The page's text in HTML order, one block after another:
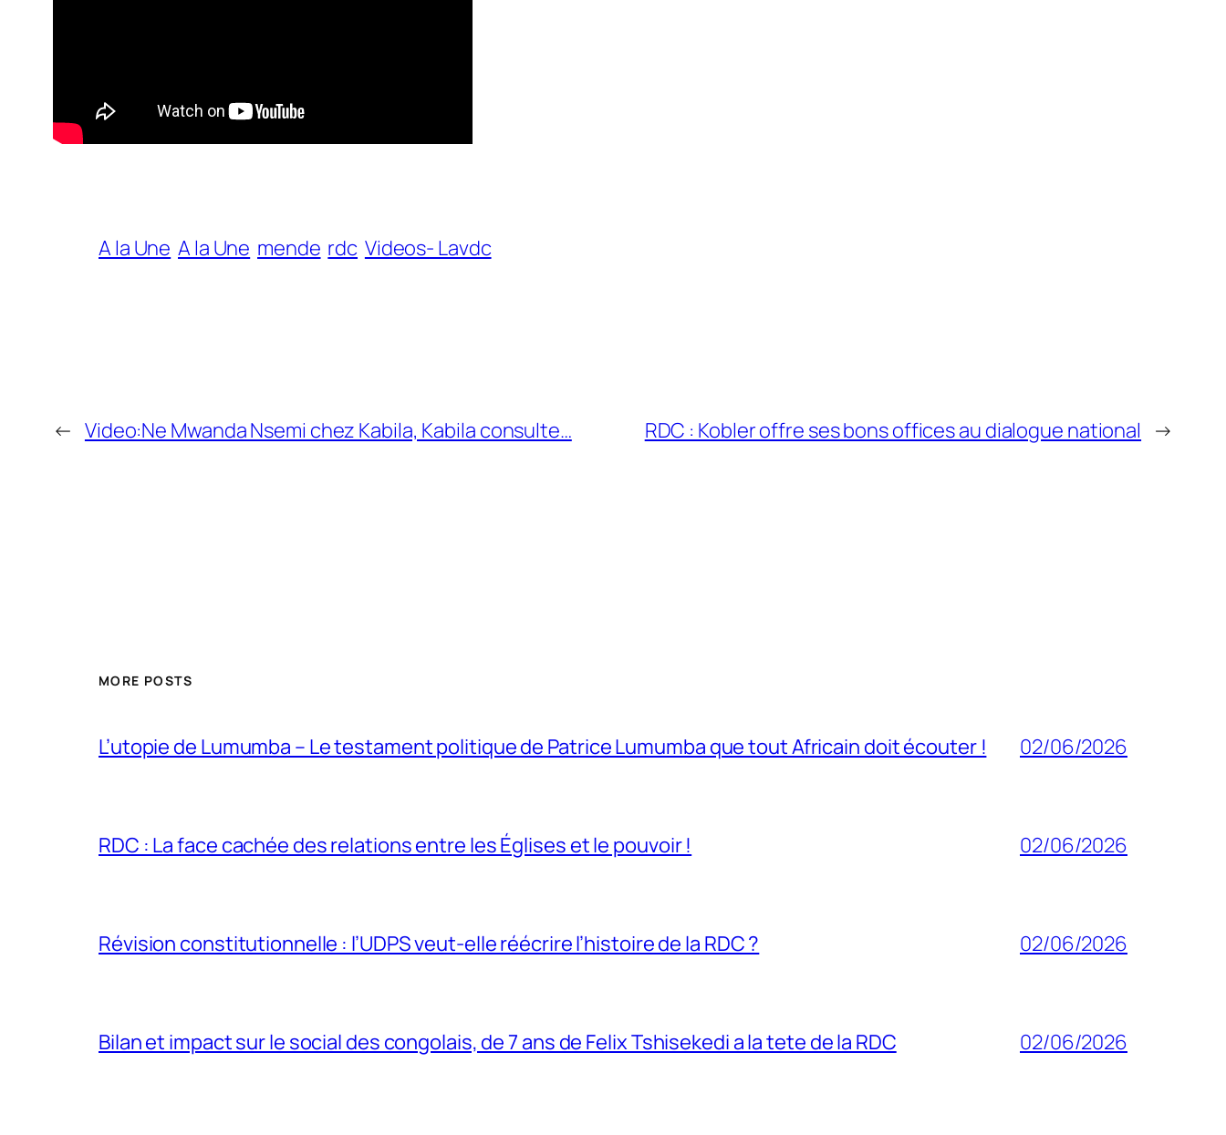
A la Une A la Une mende rdc Videos- Lavdc
← Video:Ne Mwanda Nsemi chez Kabila, Kabila consulte… RDC : Kobler offre ses bons offices au dialogue national →
MORE POSTS
L’utopie de Lumumba – Le testament politique de Patrice Lumumba que tout Africain doit écouter ! 02/06/2026
RDC : La face cachée des relations entre les Églises et le pouvoir ! 02/06/2026
Révision constitutionnelle : l’UDPS veut-elle réécrire l’histoire de la RDC ? 02/06/2026
Bilan et impact sur le social des congolais, de 7 ans de Felix Tshisekedi a la tete de la RDC 02/06/2026